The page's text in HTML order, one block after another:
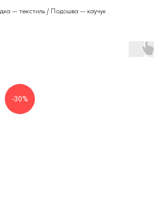
— текстиль / Подошва — каучук
-30%